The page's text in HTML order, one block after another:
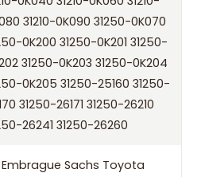
Fortuner 3.0 4wd 2006
Fortuner 3.0 4wd 2007
31210-0K090 31250-0K070
0K200 31250-0K201 31250-
31250-0K203 31250-0K204
0K205 31250-25160 31250-
31250-26171 31250-26210
26241 31250-26260
Embrague Sachs Toyota